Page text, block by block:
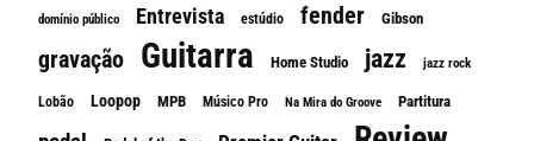
domínio público Entrevista estúdio fender Gibson
gravação Guitarra Home Studio jazz jazz rock
Lobão Loopop MPB Músico Pro Na Mira do Groove Partitura